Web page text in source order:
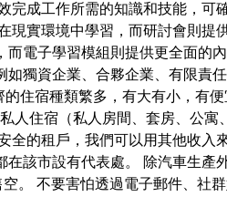
完成工作所需的知識和技能，
現實環境中學習，而研討會則
而電子學習模組則提供更全面
獨資企業、合夥企業、有限責
住宿種類繁多，有大有小，有
人住宿（私人房間、套房、公
全的租戶，我們可以用其他收
該市設有代表處。 除汽車生
。 不要害怕透過電子郵件、社